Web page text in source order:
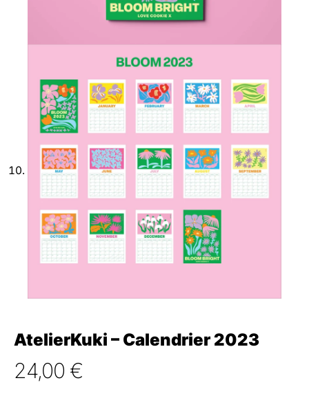
AtelierKuki – Calendrier 2023
24,00 €